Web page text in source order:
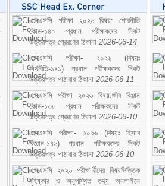
এসএসসি পরীক্ষা ২০২৬ বিষয়: পৌরনীতি
কোড-১৪০ প্রধান পরীক্ষকদের নিকট
উত্তরপত্র প্রেরণের ঠিকানা 2026-06-14
এসএসসি পরীক্ষা- ২০২৬ (বিষয়ঃ
অর্থনীতি-১৪১) প্রধান পরীক্ষকদের নিকট
উত্তরপত্র পাঠাবার ঠিকানা 2026-06-11
এসএসসি পরীক্ষা ২০২৬ বিষয়:জীব বিঞ্জান
কোড-১৩৮ প্রধান পরীক্ষকদের নিকট
উত্তরপত্র প্রেরণের ঠিকানা 2026-06-10
এসএসসি পরীক্ষা- ২০২৬ (বিষয়ঃ হিসাব
বিজ্ঞান-১৪৬) প্রধান পরীক্ষকদের নিকট
উত্তরপত্র পাঠাবার ঠিকানা 2026-06-10
এসএসসি ২০২৬ পরীক্ষার্থীদের বিষয়ভিত্তিক
বহিষ্কার ও অনুপস্থিত তথ্য অনলাইনে